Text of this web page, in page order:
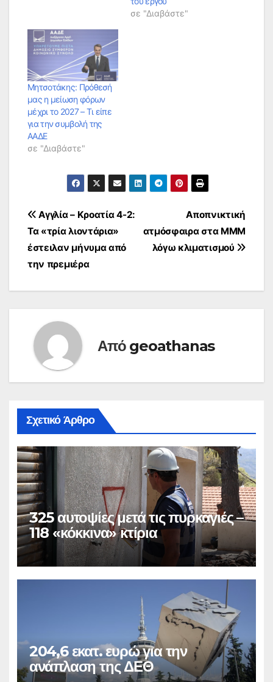
σε "Διαβάστε"
Μητσοτάκης: Πρόθεσή
μας η μείωση φόρων
μέχρι το 2027 – Τι είπε
για την συμβολή της
ΑΑΔΕ
σε "Διαβάστε"
Πλοήγηση
άρθρων
Αποπνικτική
ατμόσφαιρα στα ΜΜΜ
λόγω κλιματισμού
Αγγλία – Κροατία 4-2:
Τα «τρία λιοντάρια»
έστειλαν μήνυμα από
την πρεμιέρα
Από geoathanas
Σχετικό Άρθρο
325 αυτοψίες μετά τις πυρκαγιές –
118 «κόκκινα» κτίρια
204,6 εκατ. ευρώ για την
ανάπλαση της ΔΕΘ